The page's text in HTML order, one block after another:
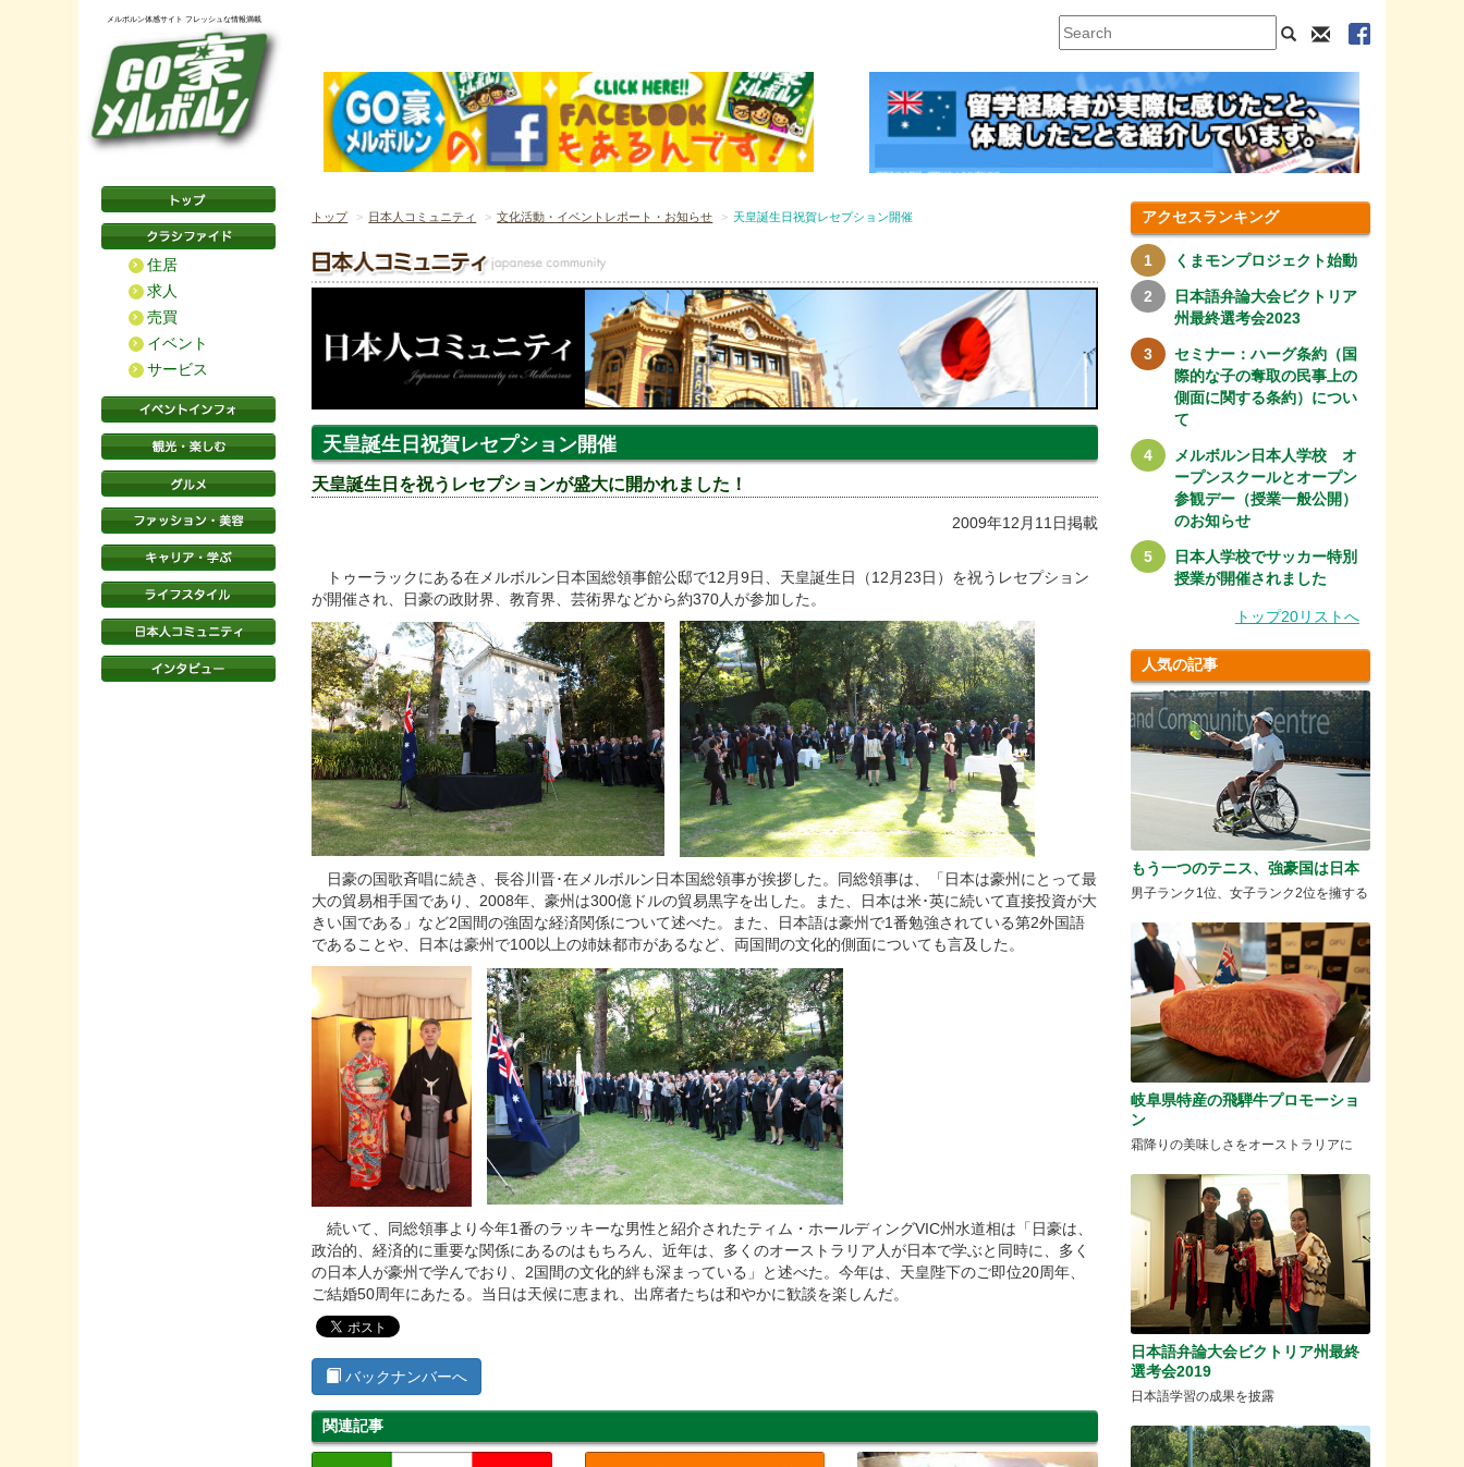
メルボルン体感サイト フレッシュな情報満載
住居
求人
売買
イベント
サービス
トップ 日本人コミュニティ 文化活動・イベントレポート・お知らせ 天皇誕生日祝賀レセプション開催
天皇誕生日祝賀レセプション開催
天皇誕生日を祝うレセプションが盛大に開かれました！
2009年12月11日掲載
トゥーラックにある在メルボルン日本国総領事館公邸で12月9日、天皇誕生日（12月23日）を祝うレセプション
が開催され、日豪の政財界、教育界、芸術界などから約370人が参加した。
日豪の国歌斉唱に続き、長谷川晋･在メルボルン日本国総領事が挨拶した。同総領事は、「日本は豪州にとって最
大の貿易相手国であり、2008年、豪州は300億ドルの貿易黒字を出した。また、日本は米･英に続いて直接投資が大
きい国である」など2国間の強固な経済関係について述べた。また、日本語は豪州で1番勉強されている第2外国語
であることや、日本は豪州で100以上の姉妹都市があるなど、両国間の文化的側面についても言及した。
続いて、同総領事より今年1番のラッキーな男性と紹介されたティム・ホールディングVIC州水道相は「日豪は、
政治的、経済的に重要な関係にあるのはもちろん、近年は、多くのオーストラリア人が日本で学ぶと同時に、多く
の日本人が豪州で学んでおり、2国間の文化的絆も深まっている」と述べた。今年は、天皇陛下のご即位20周年、
ご結婚50周年にあたる。当日は天候に恵まれ、出席者たちは和やかに歓談を楽しんだ。
バックナンバーへ
関連記事
アクセスランキング
くまモンプロジェクト始動
日本語弁論大会ビクトリア
州最終選考会2023
セミナー：ハーグ条約（国
際的な子の奪取の民事上の
側面に関する条約）につい
て
メルボルン日本人学校 オ
ープンスクールとオープン
参観デー（授業一般公開）
のお知らせ
日本人学校でサッカー特別
授業が開催されました
トップ20リストへ
人気の記事
もう一つのテニス、強豪国は日本
男子ランク1位、女子ランク2位を擁する
岐阜県特産の飛騨牛プロモーショ
ン
霜降りの美味しさをオーストラリアに
日本語弁論大会ビクトリア州最終
選考会2019
日本語学習の成果を披露